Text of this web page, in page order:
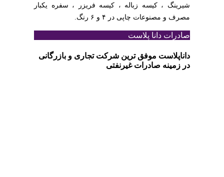
شیرینگ ، کیسه زباله ، کیسه فریزر ، سفره یکبار
مصرف و مصنوعات چاپی در ۴ و ۶ رنگ.
صادرات دانا پلاست
داناپلاست موفق ترین شرکت تجاری و بازرگانی
در زمینه صادرات غیرنفتی